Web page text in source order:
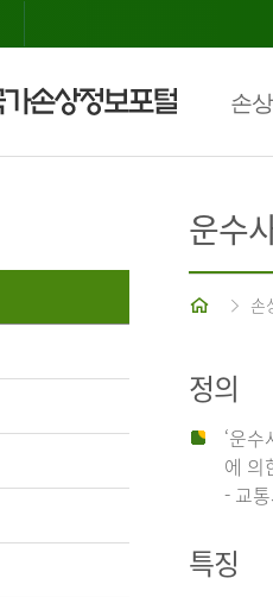
손
운수
홈 손
정의
‘운
에 의
- 교
특징